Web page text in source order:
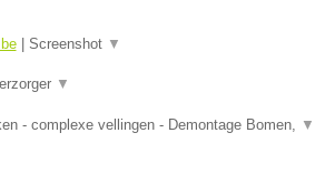
| Screenshot ▼
▼
- complexe vellingen - Demontage Bomen, ▼